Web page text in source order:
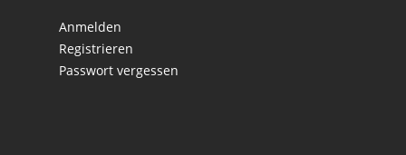
Anmelden
Registrieren
Passwort vergessen